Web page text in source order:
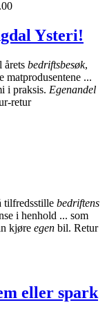
Ysteri!
årets bedriftsbesøk,
matprodusentene ...
i praksis. Egenandel
retur
tilfredsstille bedriftens
i henhold ... som
kjøre egen bil. Retur
eller spark